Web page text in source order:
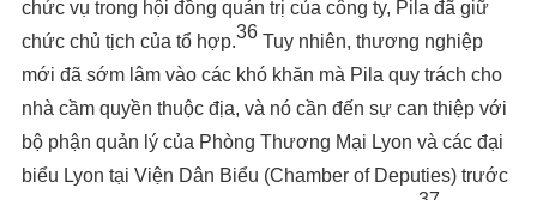
chức vụ trong hội đồng quản trị của công ty, Pila đã giữ
chức chủ tịch của tổ hợp.36 Tuy nhiên, thương nghiệp
mới đã sớm lâm vào các khó khăn mà Pila quy trách cho
nhà cầm quyền thuộc địa, và nó cần đến sự can thiệp với
bộ phận quản lý của Phòng Thương Mại Lyon và các đại
biểu Lyon tại Viện Dân Biểu (Chamber of Deputies) trước